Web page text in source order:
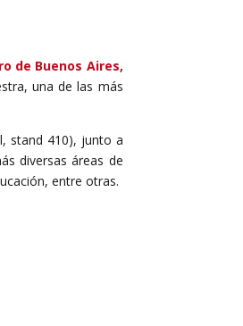
de Buenos Aires,
una de las más
stand 410), junto a
diversas áreas de
entre otras.